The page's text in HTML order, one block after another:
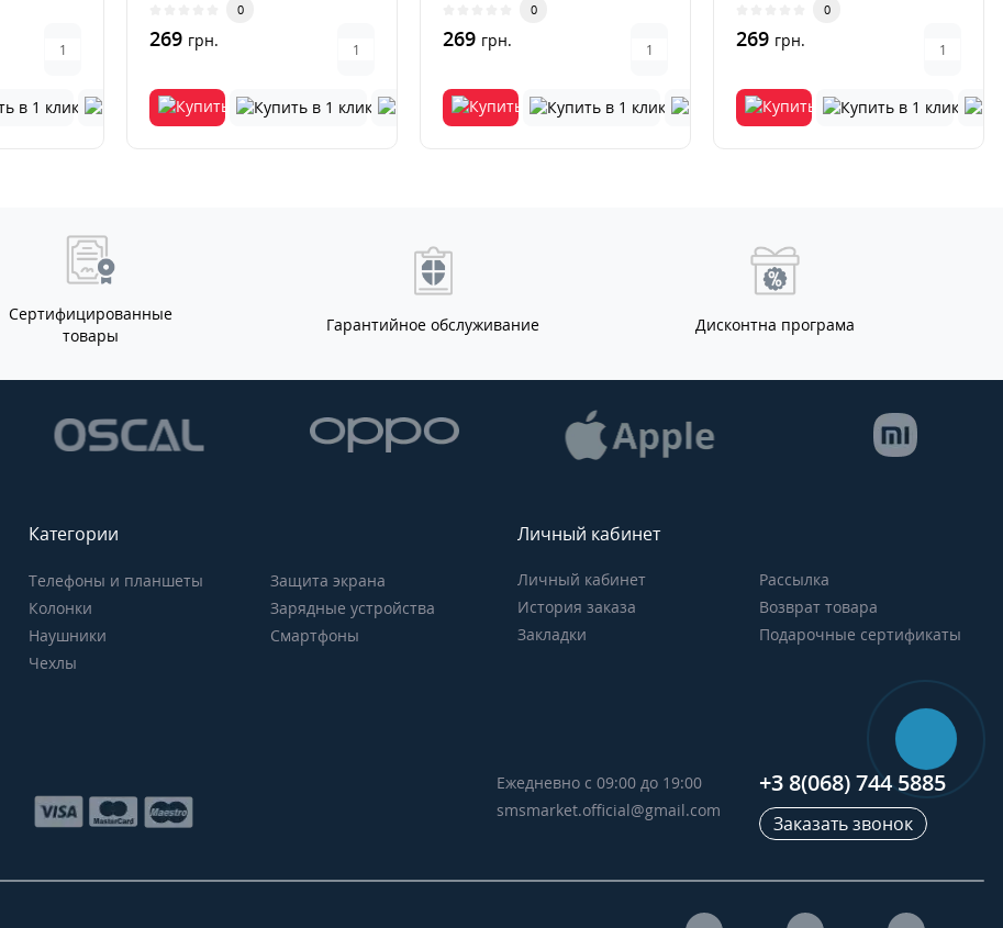
0
269 грн.
0
269 грн.
0
269 грн.
Сертифицированные
товары
Гарантийное обслуживание Дисконтна програма
Категории
Телефоны и планшеты
Колонки
Наушники
Чехлы
Защита экрана
Зарядные устройства
Смартфоны
Личный кабинет
Личный кабинет
История заказа
Закладки
Рассылка
Возврат товара
Подарочные сертификаты
Ежедневно с 09:00 до 19:00
smsmarket.official@gmail.com
+3 8(068) 744 5885
Заказать звонок